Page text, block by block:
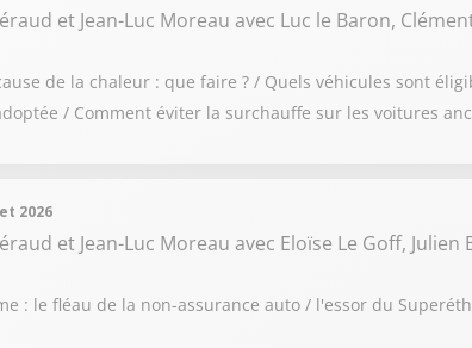
et Jean-Luc Moreau avec Luc le Baron,
de la chaleur : que faire ? / Quels véhicules sont
/ Comment éviter la surchauffe sur les voitures
2026
et Jean-Luc Moreau avec Eloïse Le Goff,
: le fléau de la non-assurance auto / l'essor du